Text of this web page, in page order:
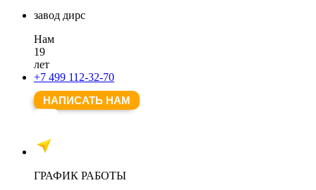
завод дирс
Нам
19
лет
+7 499 112-32-70
НАПИСАТЬ НАМ
ГРАФИК РАБОТЫ